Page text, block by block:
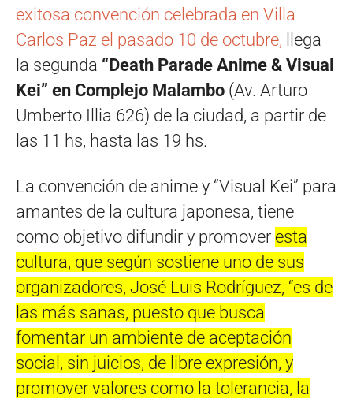
exitosa convención celebrada en Villa
Carlos Paz el pasado 10 de octubre, llega
la segunda “Death Parade Anime & Visual
Kei” en Complejo Malambo (Av. Arturo
Umberto Illia 626) de la ciudad, a partir de
las 11 hs, hasta las 19 hs.
La convención de anime y “Visual Kei” para
amantes de la cultura japonesa, tiene
como objetivo difundir y promover esta
cultura, que según sostiene uno de sus
organizadores, José Luis Rodríguez, “es de
las más sanas, puesto que busca
fomentar un ambiente de aceptación
social, sin juicios, de libre expresión, y
promover valores como la tolerancia, la